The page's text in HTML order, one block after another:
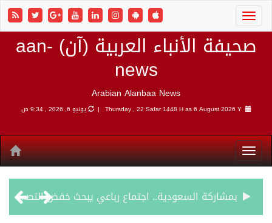
صحيفة الأنباء العربية (آن) aan-
news
Arabian Alanbaa News
Thursday , 22 Safar 1448 H as6 August 2026 Y | يونيو 6, 2026 , 9:34 ص
بمشاركة السعودية.. اجتماع رباعي يبحث خفض التصعيد ومعالجة التحديات الأمنية الراهنة